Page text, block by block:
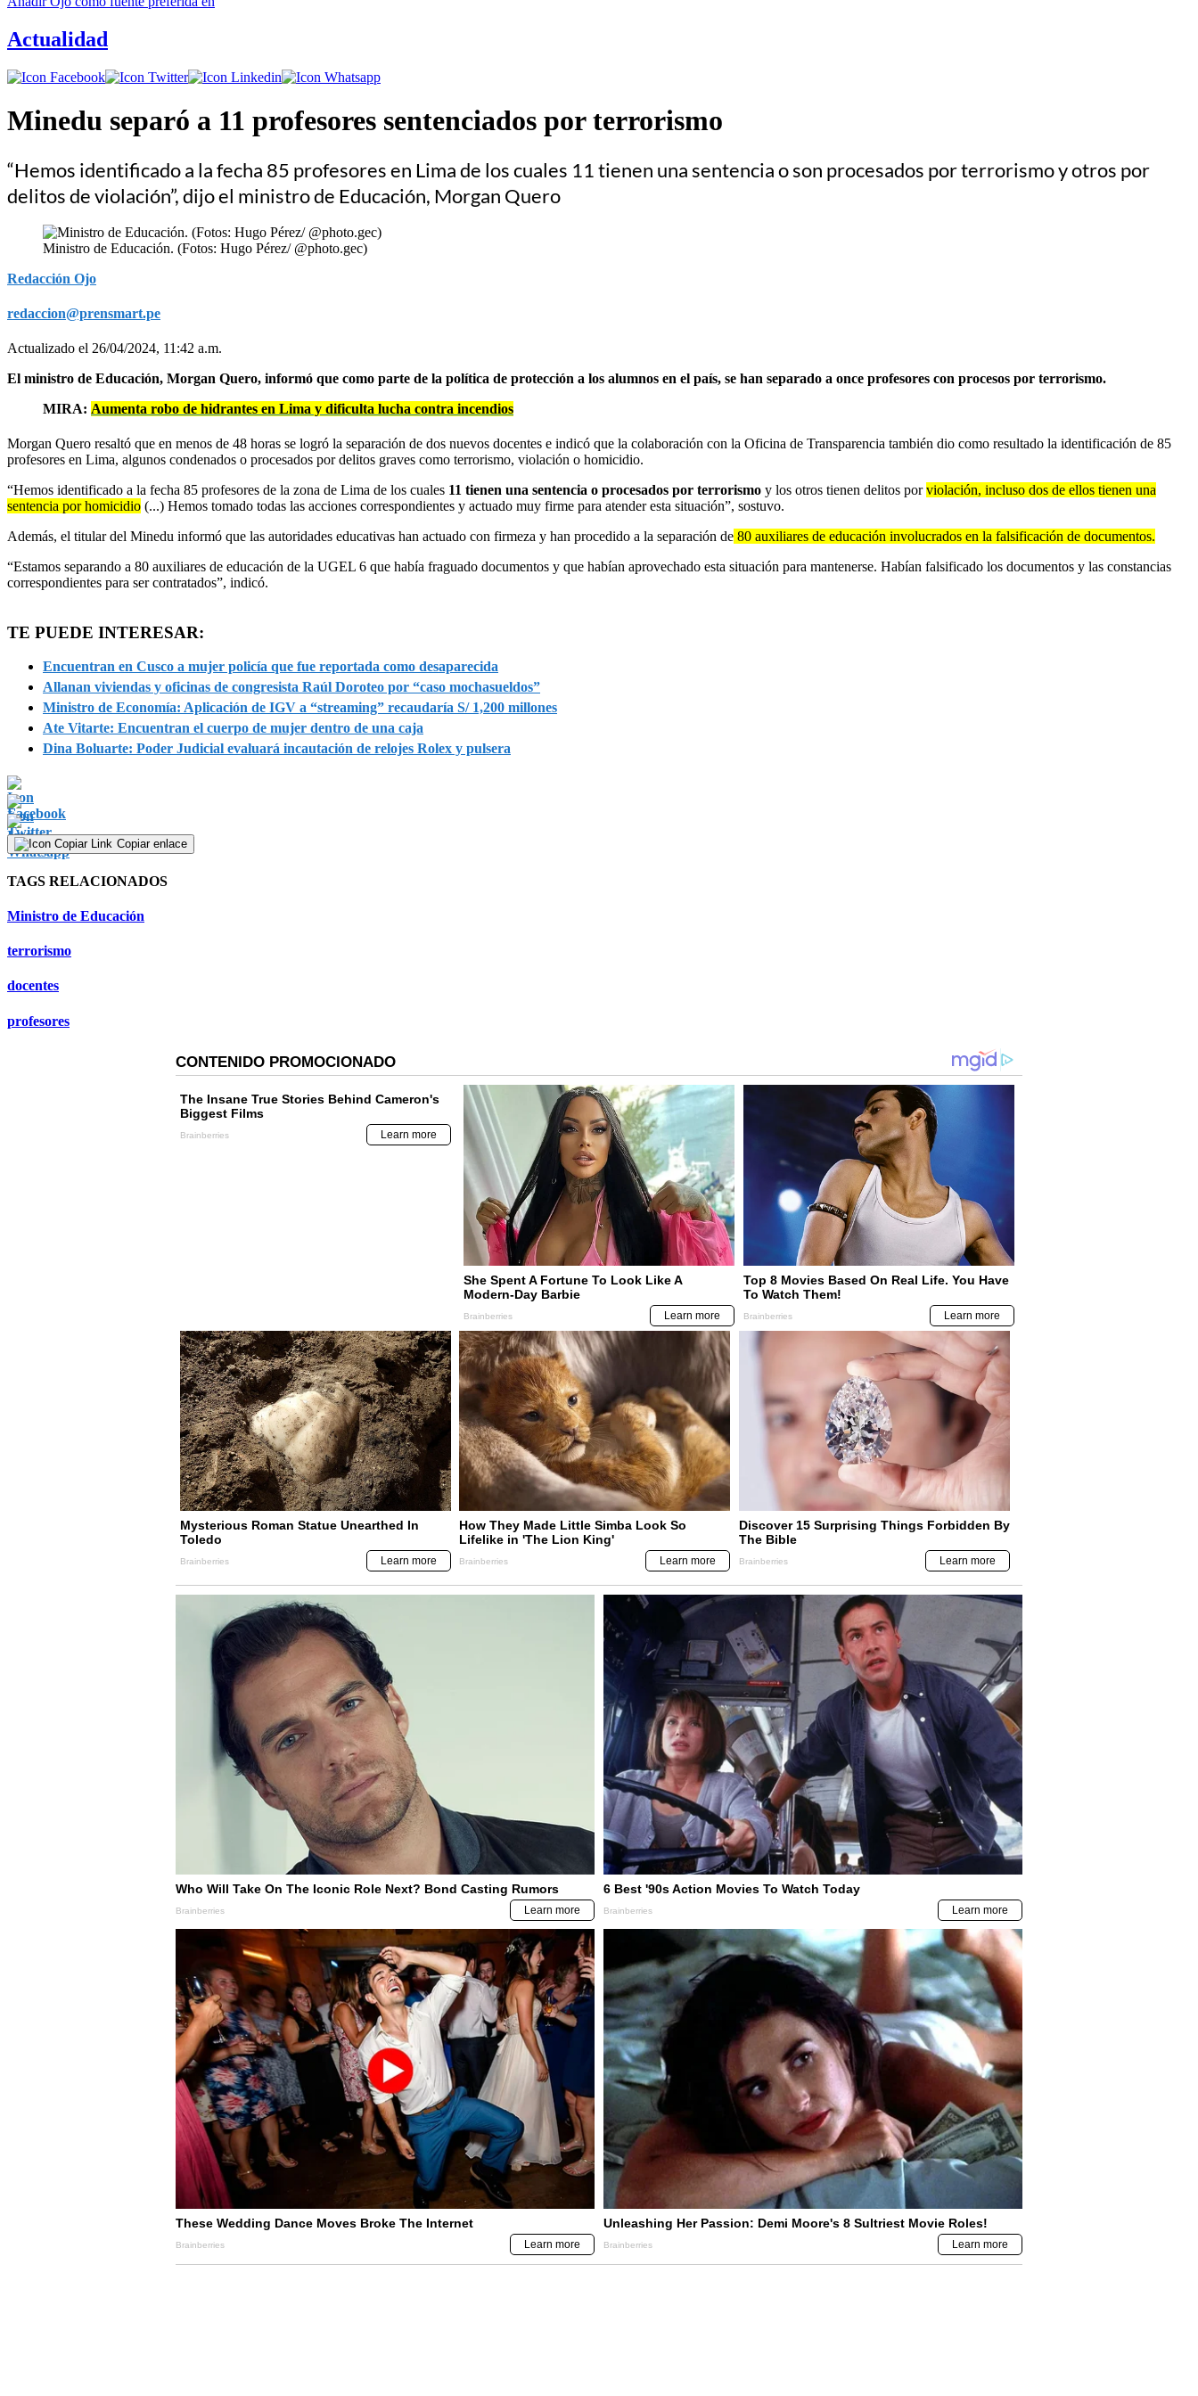
Actualidad
Minedu separó a 11 profesores sentenciados por terrorismo
“Hemos identificado a la fecha 85 profesores en Lima de los cuales 11 tienen una sentencia o son procesados por terrorismo y otros por
delitos de violación”, dijo el ministro de Educación, Morgan Quero
Ministro de Educación. (Fotos: Hugo Pérez/ @photo.gec)
Redacción Ojo
redaccion@prensmart.pe
Actualizado el 26/04/2024, 11:42 a.m.
El ministro de Educación, Morgan Quero, informó que como parte de la política de protección a los alumnos en el país, se han separado a once profesores con procesos por terrorismo.
MIRA: Aumenta robo de hidrantes en Lima y dificulta lucha contra incendios
Morgan Quero resaltó que en menos de 48 horas se logró la separación de dos nuevos docentes e indicó que la colaboración con la Oficina de Transparencia también dio como resultado la identificación de 85
profesores en Lima, algunos condenados o procesados por delitos graves como terrorismo, violación o homicidio.
“Hemos identificado a la fecha 85 profesores de la zona de Lima de los cuales 11 tienen una sentencia o procesados por terrorismo y los otros tienen delitos porviolación, incluso dos de ellos tienen una
sentencia por homicidio (...) Hemos tomado todas las acciones correspondientes y actuado muy firme para atender esta situación”, sostuvo.
Además, el titular del Minedu informó que las autoridades educativas han actuado con firmeza y han procedido a la separación de 80 auxiliares de educación involucrados en la falsificación de documentos.
“Estamos separando a 80 auxiliares de educación de la UGEL 6 que había fraguado documentos y que habían aprovechado esta situación para mantenerse. Habían falsificado los documentos y las constancias
correspondientes para ser contratados”, indicó.
TE PUEDE INTERESAR:
Encuentran en Cusco a mujer policía que fue reportada como desaparecida
Allanan viviendas y oficinas de congresista Raúl Doroteo por “caso mochasueldos”
Ministro de Economía: Aplicación de IGV a “streaming” recaudaría S/ 1,200 millones
Ate Vitarte: Encuentran el cuerpo de mujer dentro de una caja
Dina Boluarte: Poder Judicial evaluará incautación de relojes Rolex y pulsera
Copiar enlace
TAGS RELACIONADOS
Ministro de Educación
terrorismo
docentes
profesores